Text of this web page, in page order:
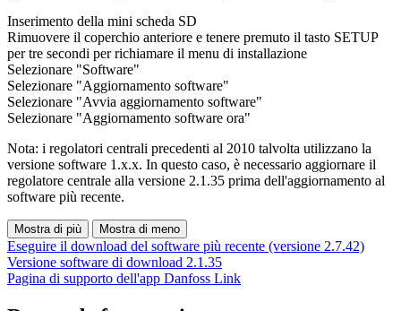
Inserimento della mini scheda SD
Rimuovere il coperchio anteriore e tenere premuto il tasto SETUP
per tre secondi per richiamare il menu di installazione
Selezionare "Software"
Selezionare "Aggiornamento software"
Selezionare "Avvia aggiornamento software"
Selezionare "Aggiornamento software ora"
Nota: i regolatori centrali precedenti al 2010 talvolta utilizzano la
versione software 1.x.x. In questo caso, è necessario aggiornare il
regolatore centrale alla versione 2.1.35 prima dell'aggiornamento al
software più recente.
Mostra di più Mostra di meno
Eseguire il download del software più recente (versione 2.7.42)
Versione software di download 2.1.35
Pagina di supporto dell'app Danfoss Link